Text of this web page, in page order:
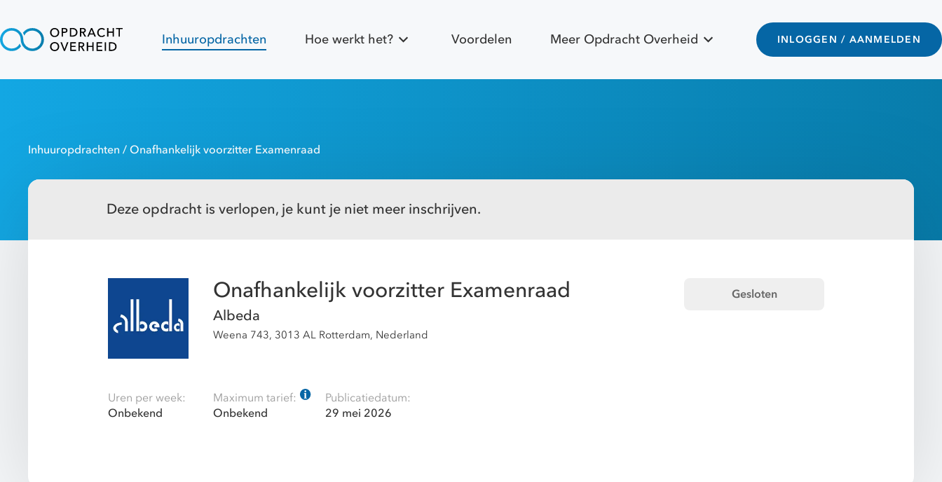
Inhuuropdrachten Hoe werkt het? Voordelen Meer Opdracht Overheid INLOGGEN / AANMELDEN
Inhuuropdrachten / Onafhankelijk voorzitter Examenraad
Deze opdracht is verlopen, je kunt je niet meer inschrijven.
Onafhankelijk voorzitter Examenraad
Albeda
Weena 743, 3013 AL Rotterdam, Nederland
Gesloten
Uren per week:
Onbekend
Maximum tarief:
Onbekend
Publicatiedatum:
29 mei 2026